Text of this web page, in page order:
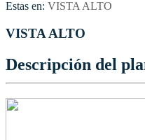
Estas en: VISTA ALTO
VISTA ALTO
Descripción del